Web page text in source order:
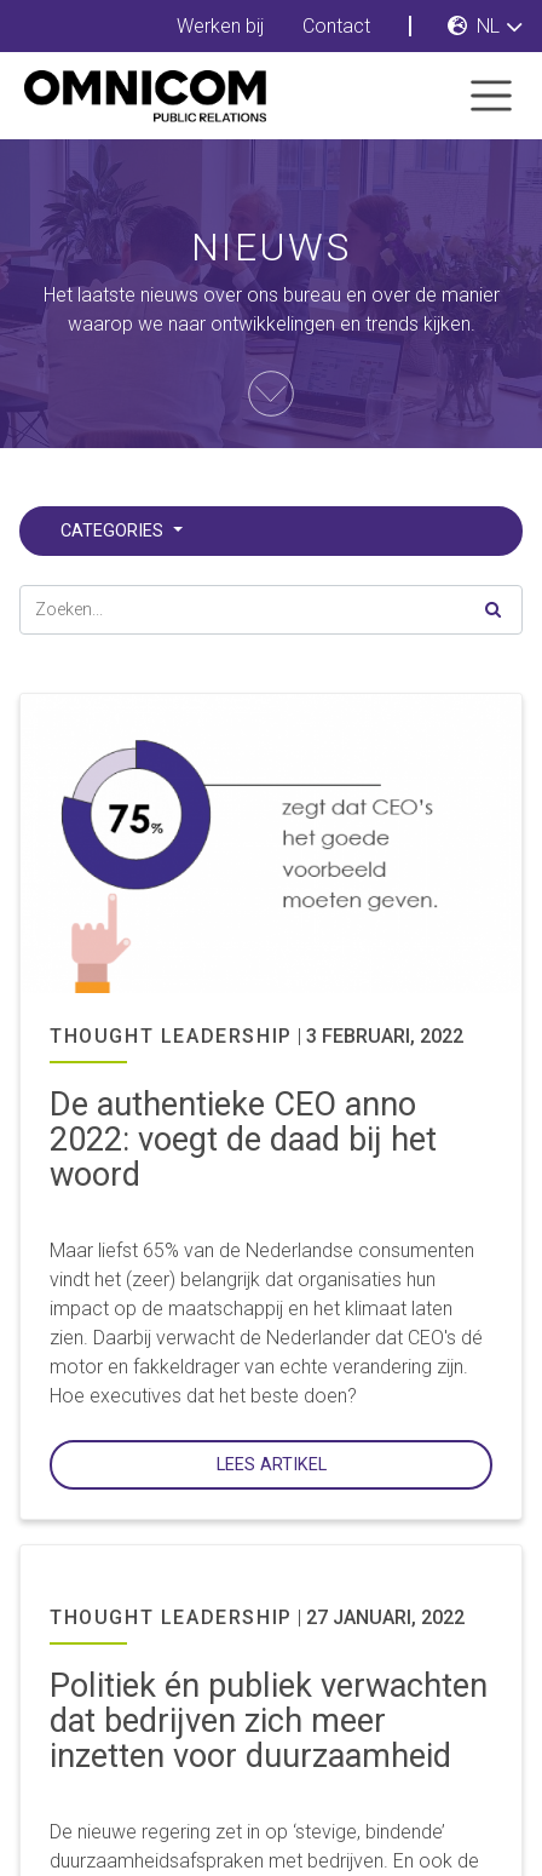
Werken bij Contact NL
NIEUWS
Het laatste nieuws over ons bureau en over de manier
waarop we naar ontwikkelingen en trends kijken.
CATEGORIES
THOUGHT LEADERSHIP | 3 FEBRUARI, 2022
De authentieke CEO anno
2022: voegt de daad bij het
woord
Maar liefst 65% van de Nederlandse consumenten
vindt het (zeer) belangrijk dat organisaties hun
impact op de maatschappij en het klimaat laten
zien. Daarbij verwacht de Nederlander dat CEO's dé
motor en fakkeldrager van echte verandering zijn.
Hoe executives dat het beste doen?
LEES ARTIKEL
THOUGHT LEADERSHIP | 27 JANUARI, 2022
Politiek én publiek verwachten
dat bedrijven zich meer
inzetten voor duurzaamheid
De nieuwe regering zet in op ‘stevige, bindende’
duurzaamheidsafspraken met bedrijven. En ook de